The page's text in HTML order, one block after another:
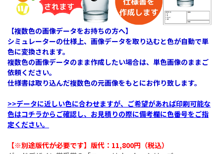
【複数色の画像データをお持ちの方へ】
シミュレーターの仕様上、画像データを取り込むと色が自動で単
色に変換されます。
複数色の画像データのまま作成したい場合は、単色画像のままご
依頼ください。
仕様書は取り込んだ複数色の元画像をもとにお作り致します。
>>データに近しい色に合わせますが、ご希望があれば印刷可能な
色はコチラからご確認し、お見積りの際に備考欄に色番号をご指
定ください。
【※別途版代が必要です】版代：11,800円（税込）​